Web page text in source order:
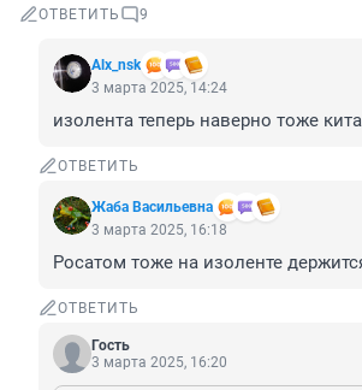
ОТВЕТИТЬ 9
Alx_nsk
3 марта 2025, 14:24
изолента теперь наверно тоже
ОТВЕТИТЬ
Жаба Васильевна
3 марта 2025, 16:18
Росатом тоже на изоленте
ОТВЕТИТЬ
Гость
3 марта 2025, 16:20